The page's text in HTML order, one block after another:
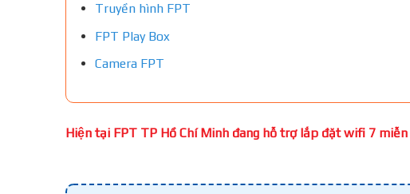
Truyền hình FPT
FPT Play Box
Camera FPT
Hiện tại FPT TP Hồ Chí Minh đang hỗ trợ lắp đặt wifi 7